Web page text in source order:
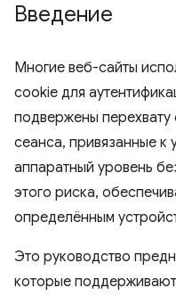
Введение
Многие веб-сайты
cookie для
подвержены
сеанса, привязанные к
аппаратный уровень
этого риска,
определённым
Это руководство
которые